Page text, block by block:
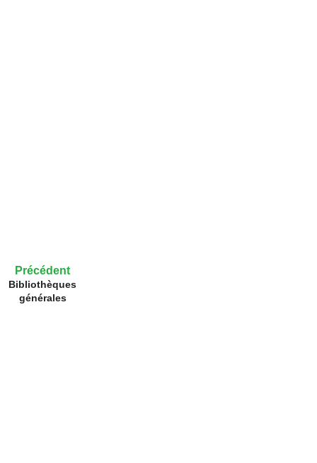
Précédent
Bibliothèques
générales